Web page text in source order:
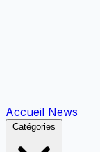
Accueil News